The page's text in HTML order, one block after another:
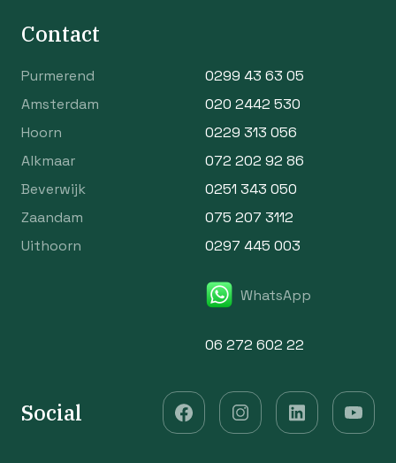
Contact
Purmerend
0299 43 63 05
Amsterdam
020 2442 530
Hoorn
0229 313 056
Alkmaar
072 202 92 86
Beverwijk
0251 343 050
Zaandam
075 207 3112
Uithoorn
0297 445 003
WhatsApp
06 272 602 22
Social